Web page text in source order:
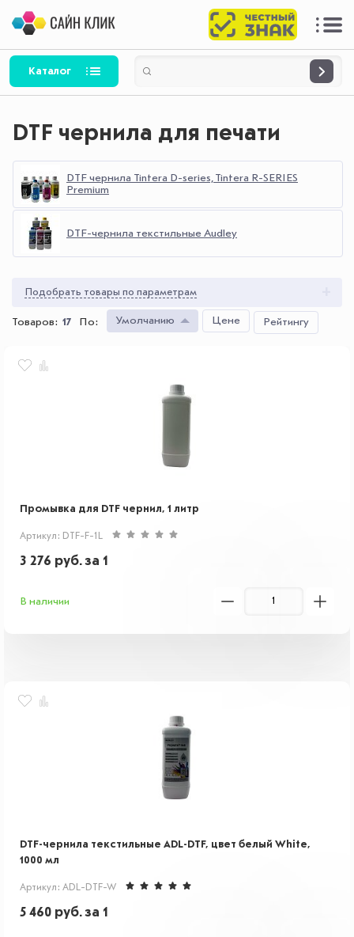
Каталог
DTF чернила для печати
DTF чернила Tintera D-series, Tintera R-SERIES
Premium
DTF-чернила текстильные Audley
Подобрать товары по параметрам
Товаров: 17 По: Умолчанию Цене Рейтингу
Промывка для DTF чернил, 1 литр
Артикул: DTF-F-1L
3 276 руб.за 1
В наличии
DTF-чернила текстильные ADL-DTF, цвет белый White,
1000 мл
Артикул: ADL-DTF-W
5 460 руб.за 1